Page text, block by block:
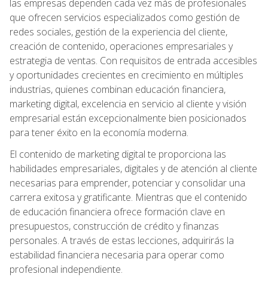
las empresas dependen cada vez más de profesionales
que ofrecen servicios especializados como gestión de
redes sociales, gestión de la experiencia del cliente,
creación de contenido, operaciones empresariales y
estrategia de ventas. Con requisitos de entrada accesibles
y oportunidades crecientes en crecimiento en múltiples
industrias, quienes combinan educación financiera,
marketing digital, excelencia en servicio al cliente y visión
empresarial están excepcionalmente bien posicionados
para tener éxito en la economía moderna.
El contenido de marketing digital te proporciona las
habilidades empresariales, digitales y de atención al cliente
necesarias para emprender, potenciar y consolidar una
carrera exitosa y gratificante. Mientras que el contenido
de educación financiera ofrece formación clave en
presupuestos, construcción de crédito y finanzas
personales. A través de estas lecciones, adquirirás la
estabilidad financiera necesaria para operar como
profesional independiente.